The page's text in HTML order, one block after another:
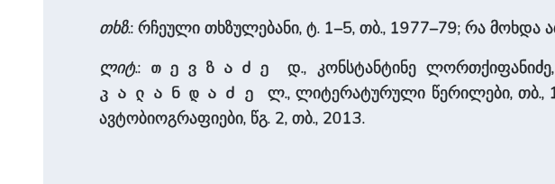
თხზ.: რჩეული თხზულებანი, ტ. 1–5, თბ., 1977–79; რა მოხდა
ლიტ.: თევზაძე დ., კონსტანტინე
კალანდაძე ლ., ლიტერატურული წერილები, თბ.,
ავტობიოგრაფიები, წგ. 2, თბ., 2013.